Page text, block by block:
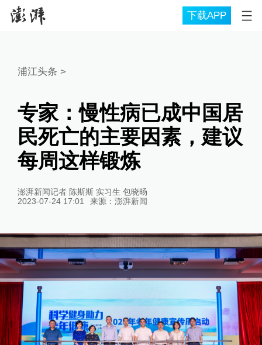
下载APP
浦江头条 >
专家：慢性病已成中国居
民死亡的主要因素，建议
每周这样锻炼
澎湃新闻记者 陈斯斯 实习生 包晓旸
2023-07-24 17:01
来源： 澎湃新闻